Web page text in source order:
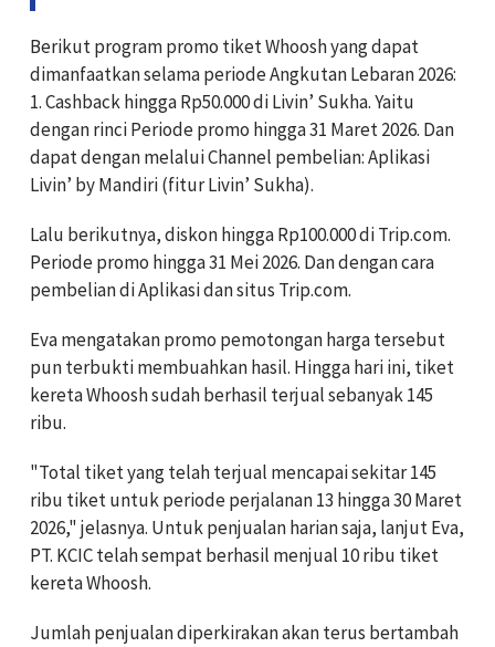
Berikut program promo tiket Whoosh yang dapat
dimanfaatkan selama periode Angkutan Lebaran 2026:
1. Cashback hingga Rp50.000 di Livin’ Sukha. Yaitu
dengan rinci Periode promo hingga 31 Maret 2026. Dan
dapat dengan melalui Channel pembelian: Aplikasi
Livin’ by Mandiri (fitur Livin’ Sukha).
Lalu berikutnya, diskon hingga Rp100.000 di Trip.com.
Periode promo hingga 31 Mei 2026. Dan dengan cara
pembelian di Aplikasi dan situs Trip.com.
Eva mengatakan promo pemotongan harga tersebut
pun terbukti membuahkan hasil. Hingga hari ini, tiket
kereta Whoosh sudah berhasil terjual sebanyak 145
ribu.
"Total tiket yang telah terjual mencapai sekitar 145
ribu tiket untuk periode perjalanan 13 hingga 30 Maret
2026," jelasnya. Untuk penjualan harian saja, lanjut Eva,
PT. KCIC telah sempat berhasil menjual 10 ribu tiket
kereta Whoosh.
Jumlah penjualan diperkirakan akan terus bertambah